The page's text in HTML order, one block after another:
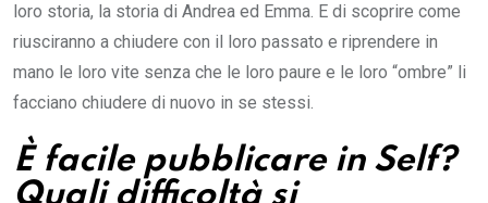
loro storia, la storia di Andrea ed Emma. E di scoprire come
riusciranno a chiudere con il loro passato e riprendere in
mano le loro vite senza che le loro paure e le loro “ombre” li
facciano chiudere di nuovo in se stessi.
È facile pubblicare in Self?